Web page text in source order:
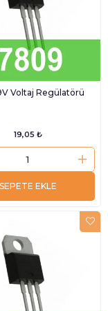
Voltaj Regülatörü
19,05 ₺
SEPETE EKLE